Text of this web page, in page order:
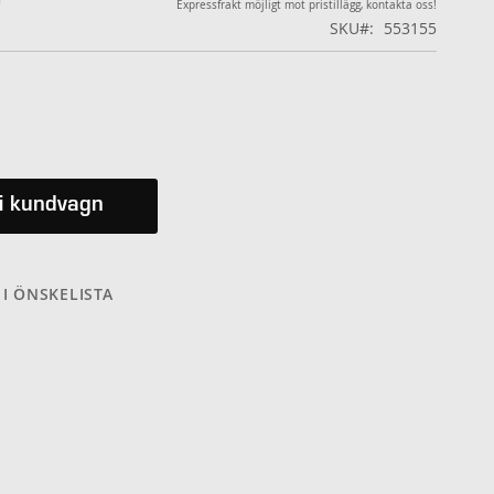
Expressfrakt möjligt mot pristillägg, kontakta oss!
SKU 553155
kundvagn
ÖNSKELISTA